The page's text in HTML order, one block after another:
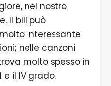
nel nostro
Il bIII può
interessante
nelle canzoni
molto spesso in
il IV grado.